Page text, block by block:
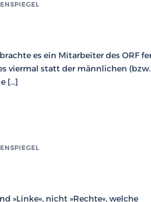
es ein Mitarbeiter des ORF
viermal statt der männlichen (bzw.
[…]
»Linke«, nicht »Rechte«, welche